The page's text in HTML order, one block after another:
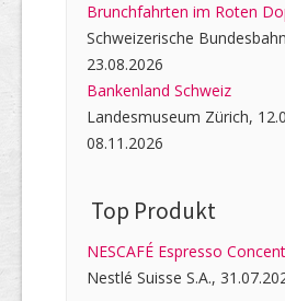
Brunchfahrten im Roten
Schweizerische
23.08.2026
Bankenland Schweiz
Landesmuseum Zürich,
08.11.2026
Top Produkt
NESCAFÉ Espresso
Nestlé Suisse S.A.,